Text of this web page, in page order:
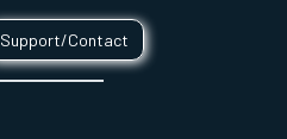
Support/Contact